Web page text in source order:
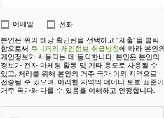
이메일 전화
본인은 위의 해당 확인란을 선택하고 "제출"을 클릭
함으로써 주니퍼의 개인정보 취급방침에 따라 본인의
개인정보가 사용되는 데 동의합니다. 본인은 본인의
정보가 전자 마케팅 활동 및 기타 용도로 사용될 수
있고, 처리를 위해 본인의 거주 국가 이외 지역으로
전송될 수 있으며, 이러한 지역의 데이터 보호 표준이
거주 국가와 다를 수 있음을 이해하고 인정합니다.